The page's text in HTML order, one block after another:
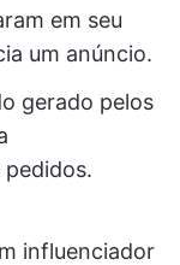
em seu
um anúncio.
gerado pelos
influenciador